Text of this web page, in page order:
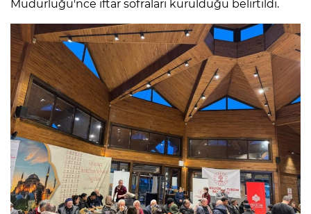
Müdürlüğü'nce iftar sofraları kurulduğu belirtildi.